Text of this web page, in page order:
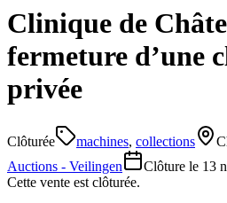
Clinique de
fermeture d’une
privée
Clôturée machines, collections
Auctions - Veilingen
Clôture le 13
Cette vente est clôturée.